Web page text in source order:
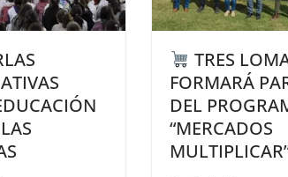
TRES
FORMARÁ
DEL
“MERCADOS